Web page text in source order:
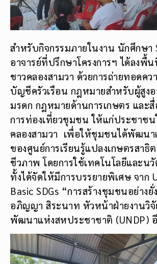
สำหรับกิจกรรมภายในงาน นักศึกษา
อาจารย์ที่ปรึกษาโครงการฯ ได้ลง
ชาวคลองสามวา ด้วยการถ่ายทอดคว
บัญชีครัวเรือน กฎหมายสำหรับผู้สูง
มรดก กฎหมายด้านการเกษตร และสื่
การท่องเที่ยวชุมชน ให้แก่ประชา
คลองสามวา เพื่อให้ชุมชนได้พัฒน
ของศูนย์การเรียนรู้แปลงเกษตรสาธิ
ชีวภาพ โดยการใช้เทคโนโลยีและน
ทั้งได้จัดให้มีการบรรยายพิเศษ จาก
Basic SDGs “การสร้างชุมชนอย่าง
อภิญญา สิระนาท หัวหน้าฝ่ายงานวิจั
พัฒนาแห่งสหประชาชาติ (UNDP)